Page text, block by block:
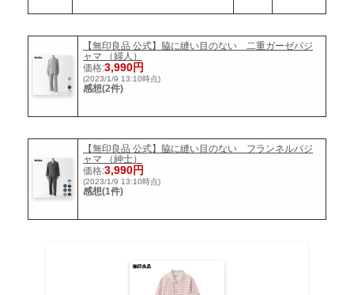
【無印良品 公式】脇に縫い目のない 二重ガーゼパジ
ャマ （婦人）
価格:3,990円
(2023/1/9 13:10時点)
感想(2件)
【無印良品 公式】脇に縫い目のない フランネルパジ
ャマ （紳士）
価格:3,990円
(2023/1/9 13:10時点)
感想(1件)